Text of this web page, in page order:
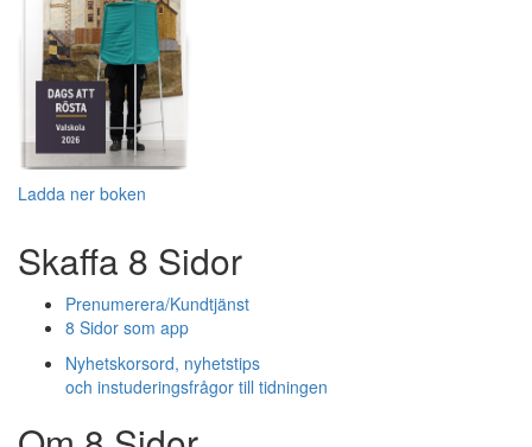
Ladda ner boken
Skaffa 8 Sidor
Prenumerera/Kundtjänst
8 Sidor som app
Nyhetskorsord, nyhetstips
och instuderingsfrågor till tidningen